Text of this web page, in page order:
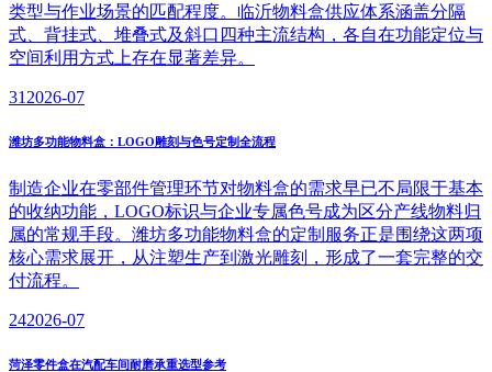
类型与作业场景的匹配程度。临沂物料盒供应体系涵盖分隔
式、背挂式、堆叠式及斜口四种主流结构，各自在功能定位与
空间利用方式上存在显著差异。
31 2026-07
潍坊多功能物料盒：LOGO雕刻与色号定制全流程
制造企业在零部件管理环节对物料盒的需求早已不局限于基本
的收纳功能，LOGO标识与企业专属色号成为区分产线物料归
属的常规手段。潍坊多功能物料盒的定制服务正是围绕这两项
核心需求展开，从注塑生产到激光雕刻，形成了一套完整的交
付流程。
242026-07
菏泽零件盒在汽配车间耐磨承重选型参考